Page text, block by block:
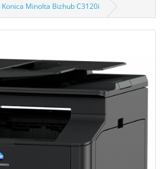
Minolta Bizhub C3120i